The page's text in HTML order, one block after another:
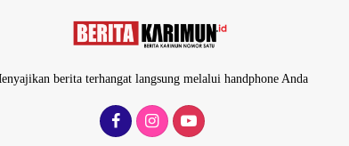
berita terhangat langsung melalui handphone Anda